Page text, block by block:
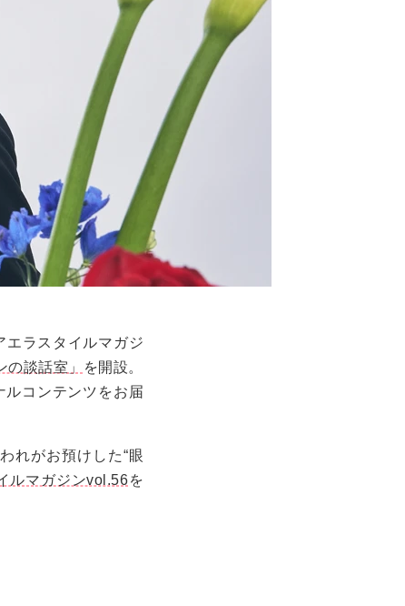
エラスタイルマガジ
の談話室」
を開設。
ルコンテンツをお届
れがお預けした“眼
ルマガジンvol.56を